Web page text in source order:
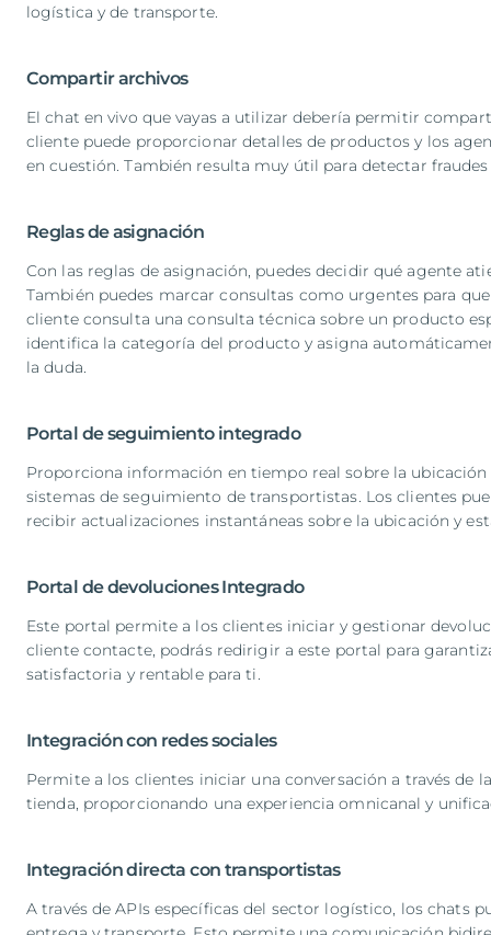
logística y de transporte.
Compartir archivos
El chat en vivo que vayas a utilizar debería permitir
cliente puede proporcionar detalles de productos y los
en cuestión. También resulta muy útil para detectar
Reglas de asignación
Con las reglas de asignación, puedes decidir qué agente
También puedes marcar consultas como urgentes para
cliente consulta una consulta técnica sobre un producto
identifica la categoría del producto y asigna
la duda.
Portal de seguimiento integrado
Proporciona información en tiempo real sobre la
sistemas de seguimiento de transportistas. Los clientes
recibir actualizaciones instantáneas sobre la ubicación y
Portal de devoluciones Integrado
Este portal permite a los clientes iniciar y gestionar
cliente contacte, podrás redirigir a este portal para
satisfactoria y rentable para ti.
Integración con redes sociales
Permite a los clientes iniciar una conversación a través de
tienda, proporcionando una experiencia omnicanal y
Integración directa con transportistas
A través de APIs específicas del sector logístico, los chats